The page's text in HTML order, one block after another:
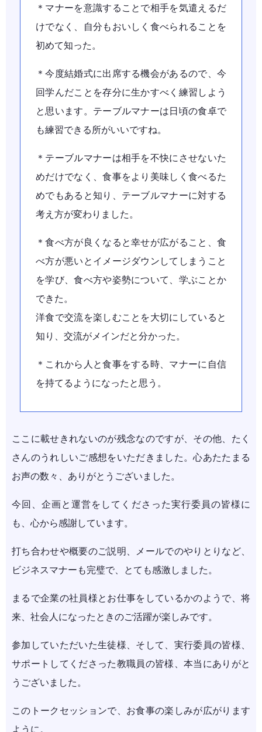
＊マナーを意識することで相手を気遣えるだ
けでなく、自分もおいしく食べられることを
初めて知った。
＊今度結婚式に出席する機会があるので、今
回学んだことを存分に生かすべく練習しよう
と思います。テーブルマナーは日頃の食卓で
も練習できる所がいいですね。
＊テーブルマナーは相手を不快にさせないた
めだけでなく、食事をより美味しく食べるた
めでもあると知り、テーブルマナーに対する
考え方が変わりました。
＊食べ方が良くなると幸せが広がること、食
べ方が悪いとイメージダウンしてしまうこと
を学び、食べ方や姿勢について、学ぶことか
できた。
洋食で交流を楽しむことを大切にしていると
知り、交流がメインだと分かった。
＊これから人と食事をする時、マナーに自信
を持てるようになったと思う。
ここに載せきれないのが残念なのですが、その他、たく
さんのうれしいご感想をいただきました。心あたたまる
お声の数々、ありがとうございました。
今回、企画と運営をしてくださった実行委員の皆様に
も、心から感謝しています。
打ち合わせや概要のご説明、メールでのやりとりなど、
ビジネスマナーも完璧で、とても感激しました。
まるで企業の社員様とお仕事をしているかのようで、将
来、社会人になったときのご活躍が楽しみです。
参加していただいた生徒様、そして、実行委員の皆様、
サポートしてくださった教職員の皆様、本当にありがと
うございました。
このトークセッションで、お食事の楽しみが広がります
ように。